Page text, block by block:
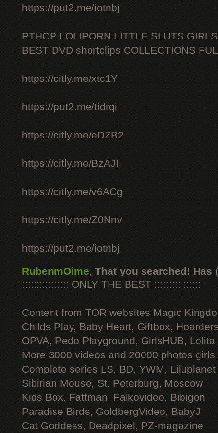
https://put2.me/iotnbj
PTHCP LOLIPORN LITTLE SLUTS
BEST DVD shortclips COLLECTIONS
https://citly.me/xtc1Y
https://put2.me/tidrqi
https://citly.me/eDZB2
https://citly.me/BzAJI
https://citly.me/v6ACg
https://citly.me/Z0Nnv
https://put2.me/iotnbj
RubenmOime, That you searched! Has
:::::::::::::::: ONLY THE BEST ::::::::::::::::
Content from TOR websites Magic
Childs Play, Baby Heart, Giftbox,
OPVA, Pedo Playground, GirlsHUB, Lolita
More 3000 videos and 20000 photos
Complete series LS, BD, YWM, Liluplanet
Sibirian Mouse, St. Peterburg, Moscow
Kids Box, Fattman, Falkovideo, Bibigon
Paradise Birds, GoldbergVideo, BabyJ
Cat Goddess, Deadpixel, PZ-magazine